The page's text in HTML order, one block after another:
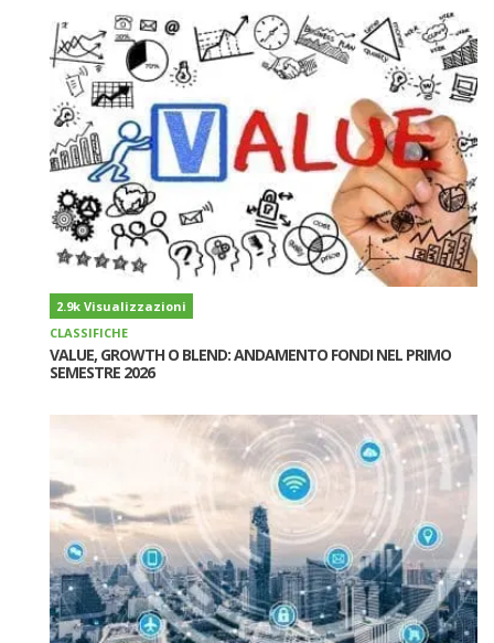
2.9k Visualizzazioni
CLASSIFICHE
VALUE, GROWTH O BLEND: ANDAMENTO FONDI NEL PRIMO
SEMESTRE 2026